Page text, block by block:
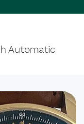
Automatic